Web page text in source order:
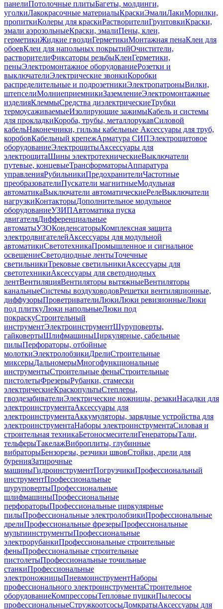
панелиПотолочные плитыБагеты, молдинги,
уголкиЛакокрасочные материалыКраскиЭмалиЛакиМорилки,
пропиткиКолеры для краскиРастворителиГрунтовкиКраски,
эмали аэрозольныеКраски, эмалиПены, клеи,
герметикиЖидкие гвоздиГерметикиМонтажная пенаКлеи для
обоевКлеи для напольных покрытийОчистители,
растворителиФиксаторы резьбыКлеиГерметики,
пеныЭлектромонтажное оборудованиеРозетки и
выключателиЭлектрические звонкиКоробки
распределительные и подрозетникиЭлектропатроныВилки,
штепселиМолниеприемникиЗаземлениеЭлектромонтажные
изделияКлеммыСредства диэлектрическиеТрубки
термоусаживаемыеИзолирующие зажимыКабель и системы
для прокладкиКороба, трубы, металлорукавСиловой
кабельНаконечники, гильзы кабельные Аксессуары для труб,
коробовКабельный крепежАрматура СИПЭлектрощитовое
оборудованиеЭлектрощитыАксессуары для
электрощитаШины электротехническиеВыключатели
путевые, концевыеТрансформаторыАппаратура
управленияРубильникиПредохранителиЧастотные
преобразователиПускатели магнитныеМодульная
автоматикаВыключатели автоматическиеРелеВыключатели
нагрузкиКонтакторыДополнительное модульное
оборудованиеУЗИПАвтоматика пуска
двигателяДифференциальные
автоматыУЗОКонденсаторыКомплексная защита
электродвигателейАксессуары для модульной
автоматикиСветотехникаПромышленное и сигнальное
освещениеСветодиодные лентыТочечные
светильникиТрековые светильникиАксессуары для
светотехникиАксессуары для светодиодных
лентВентиляцияВентиляторы вытяжныеВентиляторы
канальныеСистемы воздуховодовРешетки вентиляционные,
диффузорыПроветривателиЛюкиЛюки ревизионныеЛюки
под плиткуЛюки напольныеЛюки под
покраскуСтроительный
инструментЭлектроинструментШуруповерты,
гайковертыШлифмашиныЦиркулярные, сабельные
пилыПерфораторы, отбойные
молоткиЭлектролобзикиДрелиСтроительные
миксерыДальномерыМногофункциональные
инструментыСтроительные феныСтроительные
пистолетыФрезерыРубанки, стамески
электрическиеКраскопультыСтеплеры,
гвоздезабивателиЭлектрические ножницы, резакиНасадки для
электроинструментаАксессуары для
электроинструментаАккумуляторы, зарядные устройства для
электроинструментаНаборы электроинструментаСиловая и
строительная техникаБетоносмесителиГенераторыТали,
тельферыТакелажВиброплиты, глубинные
вибраторыБензорезы, резчики швовСтойки, дрели для
буренияЗатирочные
машиныГидроинструментПогрузчикиПрофессиональный
инструментПрофессиональные
шуруповертыПрофессиональные
шлифмашиныПрофессиональные
перфораторыПрофессиональные циркулярные
пилыПрофессиональные электролобзикиПрофессиональные
дрелиПрофессиональные фрезерыПрофессиональные
мультиинструментыПрофессиональные
электрорубанкиПрофессиональные строительные
феныПрофессиональные строительные
пистолетыПрофессиональные точильные
станкиПрофессиональные
электроножницыПневмоинструментНаборы
профессионального электроинструментаСтроительное
оборудованиеКомпрессорыТепловые пушкиПылесосы
профессиональныеСтружкоотсосыДомкратыАксессуары для